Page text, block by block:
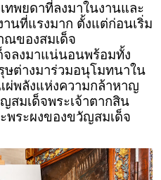
ทพยดาที่ลงมาในงานและ
นที่แรงมาก ตั้งแต่ก่อนเริ่ม
ของสมเด็จ
จลงมาแน่นอนพร้อมทั้ง
ษต่างมาร่วมอนุโมทนาใน
ผ่พลังแห่งความกล้าหาญ
สมเด็จพระเจ้าตากสิน
พระผงของขวัญสมเด็จ